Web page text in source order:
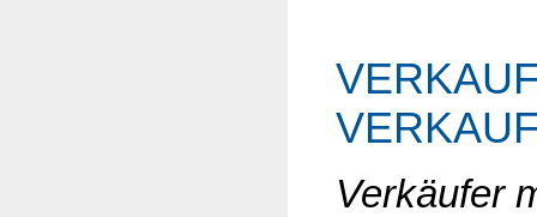
Verkäufer